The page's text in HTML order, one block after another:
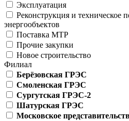
Эксплуатация
Реконструкция и техническое
энергообъектов
Поставка МТР
Прочие закупки
Новое строительство
Филиал
Берёзовская ГРЭС
Смоленская ГРЭС
Сургутская ГРЭС-2
Шатурская ГРЭС
Московское